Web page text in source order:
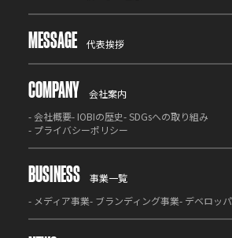
MESSAGE 代表挨拶
COMPANY
会社案内
-会社概要- IOBIの歴史-SDGsへの取り組み
- プライバシーポリシー
BUSINESS
事業一覧
- メディア事業- ブランディング事業- デベロッ